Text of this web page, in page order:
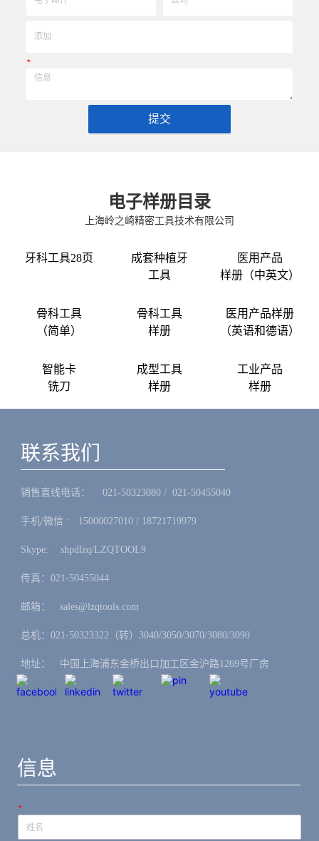
*
提交
电子样册目录
上海岭之崎精密工具技术有限公司
牙科工具28页
成套种植牙
工具
医用产品
样册（中英文）
骨科工具
（简单）
骨科工具
样册
医用产品样册
（英语和德语）
智能卡
铣刀
成型工具
样册
工业产品
样册
联系我们
销售直线电话：ㅤ 021-50323080 / 021-50455040
手机/微信 :ㅤ15000027010 / 18721719979
Skype: ㅤshpdlzq/LZQTOOL9
传真：021-50455044
邮箱：ㅤsales@lzqtools.com
总机：021-50323322（转）3040/3050/3070/3080/3090
地址：ㅤ中国上海浦东金桥出口加工区金沪路1269号厂房
信息
*